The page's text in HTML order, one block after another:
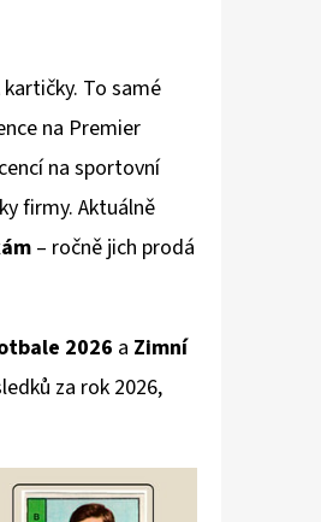
To samé
na Premier
na sportovní
firmy. Aktuálně
– ročně jich prodá
2026 a Zimní
za rok 2026,